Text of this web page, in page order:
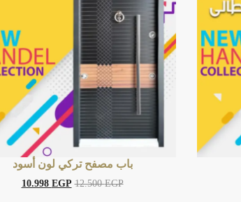
باب مصفح تركي لون أسود
12.500EGP
10.998 EGP